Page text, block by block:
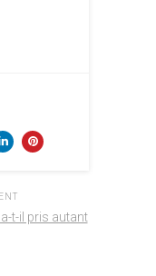
t-il pris autant